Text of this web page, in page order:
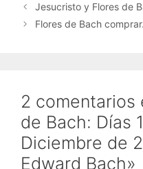
Jesucristo y Flores de
Flores de Bach
2 comentarios
de Bach: Días
Diciembre de
Edward Bach»